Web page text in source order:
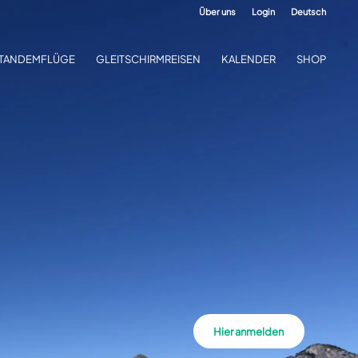
Hier anmelden
Über uns Login Deutsch
GLEITSCHIRMREISEN KALENDER SHOP